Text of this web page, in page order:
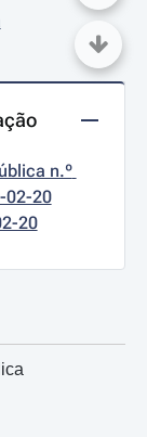
n.º
02-20
20